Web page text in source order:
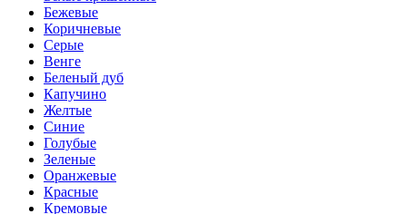
Бежевые
Коричневые
Серые
Венге
Беленый дуб
Капучино
Желтые
Синие
Голубые
Зеленые
Оранжевые
Красные
Кремовые